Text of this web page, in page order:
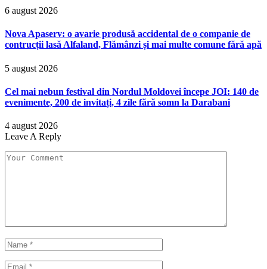
6 august 2026
Nova Apaserv: o avarie produsă accidental de o companie de
contrucții lasă Alfaland, Flămânzi și mai multe comune fără apă
5 august 2026
Cel mai nebun festival din Nordul Moldovei începe JOI: 140 de
evenimente, 200 de invitați, 4 zile fără somn la Darabani
4 august 2026
Leave A Reply